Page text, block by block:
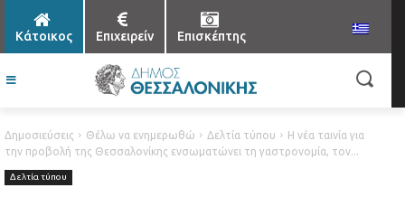
Κάτοικος Επιχειρείν Επισκέπτης
Δημοσιεύσεις Θέλω να ενημερωθώ Δελτία τύπου
Η νέα ταινία για
την προβολή της Θεσσαλονίκης ενσωματώνει τη γαστρονομία, τον...
Δελτία τύπου